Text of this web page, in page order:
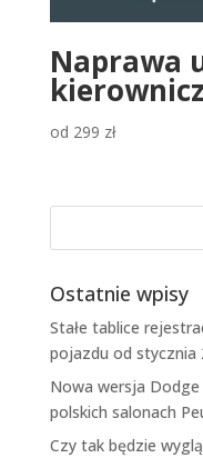
Naprawa
od 299 zł
Ostatnie wpisy
Stałe tablice
pojazdu od stycznia
Nowa wersja
polskich salonach
Czy tak będzie